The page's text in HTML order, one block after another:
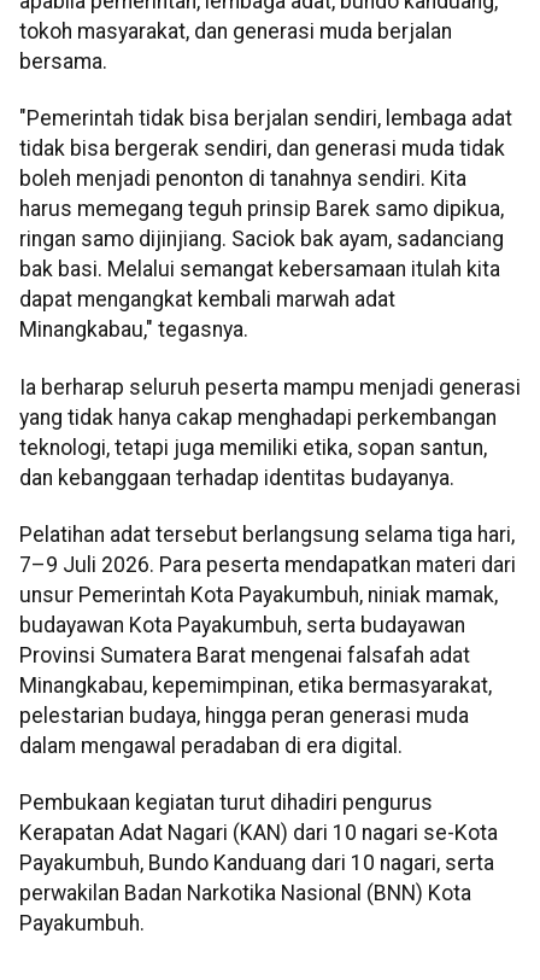
tokoh masyarakat, dan generasi muda berjalan
bersama.
"Pemerintah tidak bisa berjalan sendiri, lembaga adat
tidak bisa bergerak sendiri, dan generasi muda tidak
boleh menjadi penonton di tanahnya sendiri. Kita
harus memegang teguh prinsip Barek samo dipikua,
ringan samo dijinjiang. Saciok bak ayam, sadanciang
bak basi. Melalui semangat kebersamaan itulah kita
dapat mengangkat kembali marwah adat
Minangkabau," tegasnya.
Ia berharap seluruh peserta mampu menjadi generasi
yang tidak hanya cakap menghadapi perkembangan
teknologi, tetapi juga memiliki etika, sopan santun,
dan kebanggaan terhadap identitas budayanya.
Pelatihan adat tersebut berlangsung selama tiga hari,
7–9 Juli 2026. Para peserta mendapatkan materi dari
unsur Pemerintah Kota Payakumbuh, niniak mamak,
budayawan Kota Payakumbuh, serta budayawan
Provinsi Sumatera Barat mengenai falsafah adat
Minangkabau, kepemimpinan, etika bermasyarakat,
pelestarian budaya, hingga peran generasi muda
dalam mengawal peradaban di era digital.
Pembukaan kegiatan turut dihadiri pengurus
Kerapatan Adat Nagari (KAN) dari 10 nagari se-Kota
Payakumbuh, Bundo Kanduang dari 10 nagari, serta
perwakilan Badan Narkotika Nasional (BNN) Kota
Payakumbuh.